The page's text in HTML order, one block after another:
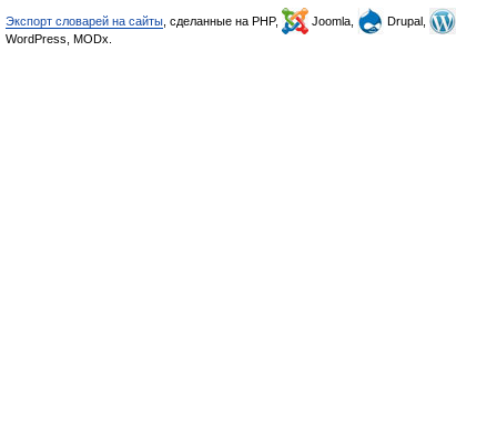
Экспорт словарей на сайты , сделанные на PHP, Joomla,
Drupal,
WordPress, MODx.